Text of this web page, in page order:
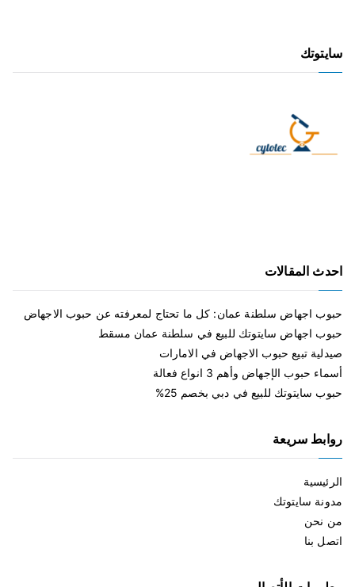
سايتوتك
احدث المقالات
حبوب اجهاض سلطنة عمان: كل ما تحتاج لمعرفته عن حبوب الاجهاض
حبوب اجهاض سايتوتك للبيع في سلطنة عمان مسقط
صيدلية تبيع حبوب الاجهاض في الامارات
أسماء حبوب الإجهاض وأهم 3 انواع فعالة
حبوب سايتوتك للبيع في دبي بخصم 25%
روابط سريعة
الرئيسية
مدونة سايتوتك
من نحن
اتصل بنا